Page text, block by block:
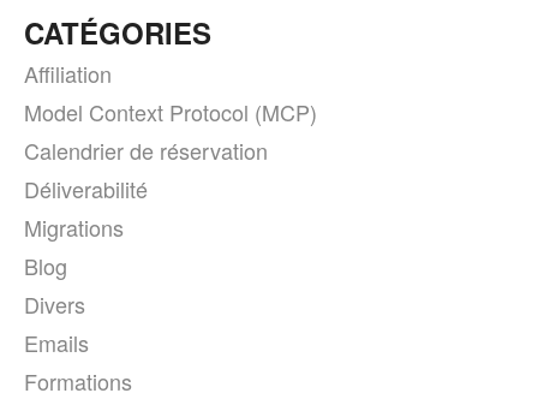
CATÉGORIES
Affiliation
Model Context Protocol (MCP)
Calendrier de réservation
Déliverabilité
Migrations
Blog
Divers
Emails
Formations